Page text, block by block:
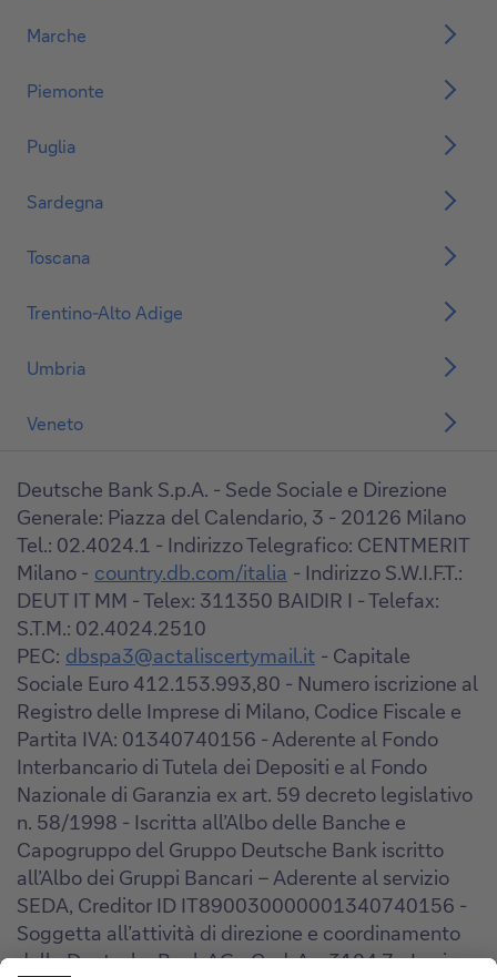
Marche
Piemonte
Puglia
Sardegna
Toscana
Trentino-Alto Adige
Umbria
Veneto
Deutsche Bank S.p.A. - Sede Sociale e Direzione
Generale: Piazza del Calendario, 3 - 20126 Milano
Tel.: 02.4024.1 - Indirizzo Telegrafico: CENTMERIT
Milano - country.db.com/italia - Indirizzo S.W.I.F.T.:
DEUT IT MM - Telex: 311350 BAIDIR I - Telefax:
S.T.M.: 02.4024.2510
PEC: dbspa3@actaliscertymail.it - Capitale
Sociale Euro 412.153.993,80 - Numero iscrizione al
Registro delle Imprese di Milano, Codice Fiscale e
Partita IVA: 01340740156 - Aderente al Fondo
Interbancario di Tutela dei Depositi e al Fondo
Nazionale di Garanzia ex art. 59 decreto legislativo
n. 58/1998 - Iscritta all’Albo delle Banche e
Capogruppo del Gruppo Deutsche Bank iscritto
all’Albo dei Gruppi Bancari – Aderente al servizio
SEDA, Creditor ID IT890030000001340740156 -
Soggetta all’attività di direzione e coordinamento
della Deutsche Bank AG - Cod. Az. 3104.7 - Iscriz.